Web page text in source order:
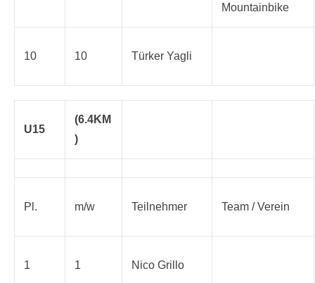
Mountainbike
10 10 Türker Yagli
U15
(6.4KM
)
Pl. m/w Teilnehmer Team / Verein
1 1 Nico Grillo